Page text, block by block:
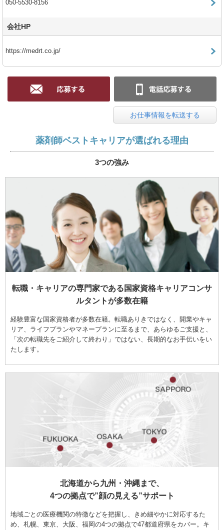
050-5530-8156
会社HP
https://medrt.co.jp/
お仕事情報を転送する
薬剤師ベストキャリアが選ばれる理由
3つの強み
転職・キャリアの専門家である国家資格キャリアコンサ
ルタントが多数在籍
経験豊富な国家資格者が多数在籍。転職ありきではなく、開業やキャ
リア、ライフプランやマネープランに至るまで、あらゆるご支援と、
「次の転職先をご紹介して終わり」ではない、長期的なお手伝いをい
たします。
北海道から九州・沖縄まで、
4つの拠点で”顔の見える”サポート
地域ごとの医療機関の特徴などを把握し、きめ細やかに対応するた
め、札幌、東京、大阪、福岡の4つの拠点で47都道府県をカバー。キ